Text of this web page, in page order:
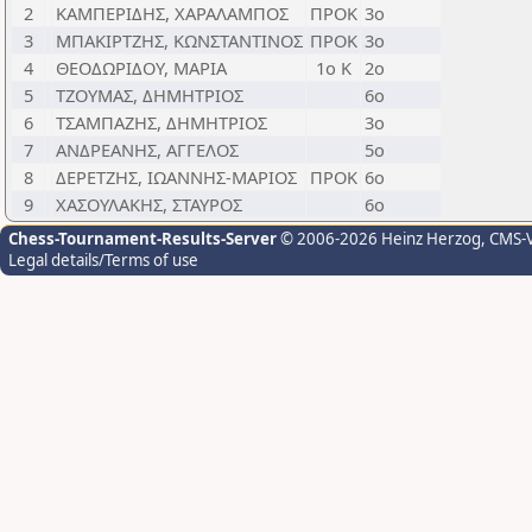
2
ΚΑΜΠΕΡΙΔΗΣ, ΧΑΡΑΛΑΜΠΟΣ ΠΡΟΚ 3ο
3
ΜΠΑΚΙΡΤΖΗΣ, ΚΩΝΣΤΑΝΤΙΝΟΣ ΠΡΟΚ 3ο
4
ΘΕΟΔΩΡΙΔΟΥ, ΜΑΡΙΑ 1o Κ 2ο
5
ΤΖΟΥΜΑΣ, ΔΗΜΗΤΡΙΟΣ
6ο
6
ΤΣΑΜΠΑΖΗΣ, ΔΗΜΗΤΡΙΟΣ
3ο
7
ΑΝΔΡΕΑΝΗΣ, ΑΓΓΕΛΟΣ
5ο
8
ΔΕΡΕΤΖΗΣ, ΙΩΑΝΝΗΣ-ΜΑΡΙΟΣ ΠΡΟΚ 6ο
9
ΧΑΣΟΥΛΑΚΗΣ, ΣΤΑΥΡΟΣ 6ο
Chess-Tournament-Results-Server© 2006-2026 Heinz Herzog,
Legal details/Terms of use